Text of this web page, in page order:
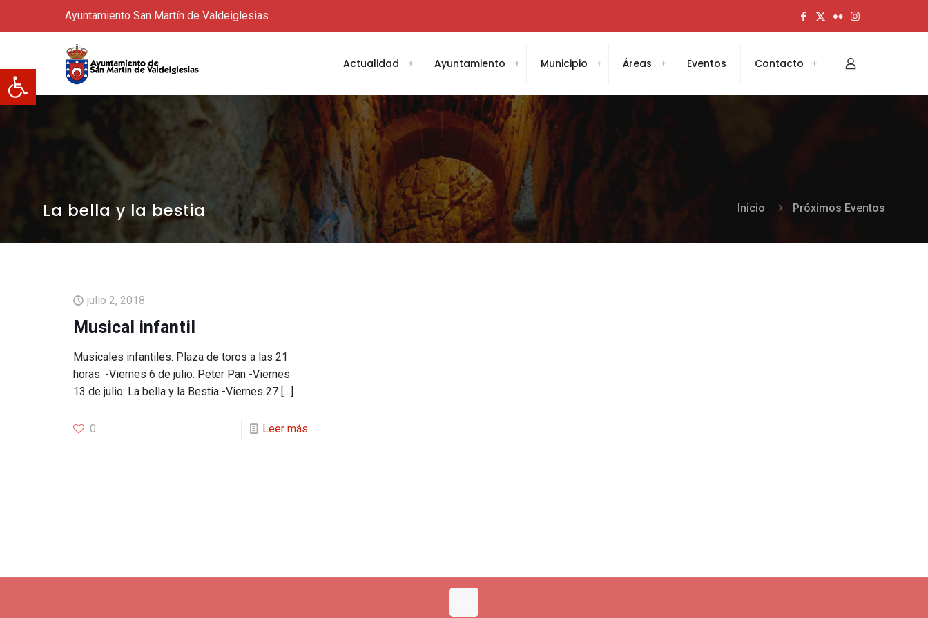
Abrir barra de herramientas
Ayuntamiento San Martín de Valdeiglesias
Actualidad Ayuntamiento Municipio Áreas Eventos Contacto
La bella y la bestia Inicio Próximos Eventos
julio 2, 2018
Musical infantil
Musicales infantiles. Plaza de toros a las 21
horas. -Viernes 6 de julio: Peter Pan -Viernes
13 de julio: La bella y la Bestia -Viernes 27[…]
0 Leer más